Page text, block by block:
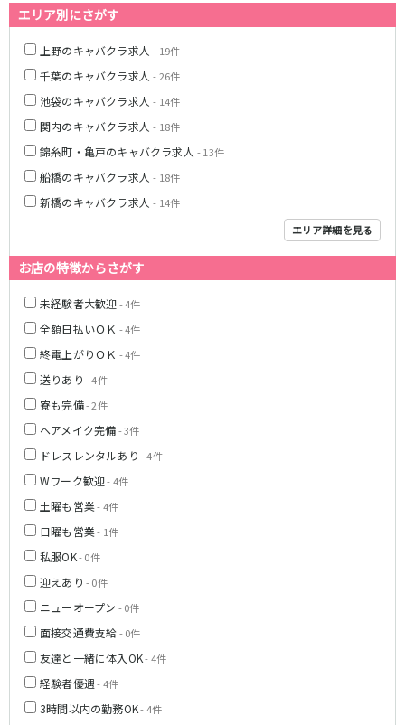
エリア別にさがす
上野のキャバクラ求人- 19件
千葉のキャバクラ求人- 26件
池袋のキャバクラ求人- 14件
関内のキャバクラ求人- 18件
錦糸町・亀戸のキャバクラ求人 - 13件
船橋のキャバクラ求人- 18件
新橋のキャバクラ求人- 14件
エリア詳細を見る
お店の特徴からさがす
未経験者大歓迎- 4件
全額日払いＯＫ - 4件
終電上がりＯＫ - 4件
送りあり - 4件
寮も完備- 2件
ヘアメイク完備- 3件
ドレスレンタルあり - 4件
Wワーク歓迎- 4件
土曜も営業- 4件
日曜も営業- 1件
私服OK- 0件
迎えあり - 0件
ニューオープン - 0件
面接交通費支給- 0件
友達と一緒に体入OK- 4件
経験者優遇- 4件
3時間以内の勤務OK- 4件
登戸駅
新橋駅
品川駅
戸塚駅
東戸塚駅
池袋駅
恵比寿駅
川越駅
北赤羽駅
西武多摩湖線
国分寺駅
小田急小田原線
新宿駅
本厚木駅
相模大野駅
祖師ヶ谷大蔵駅
小田原駅
海老名駅
JR東海道本線